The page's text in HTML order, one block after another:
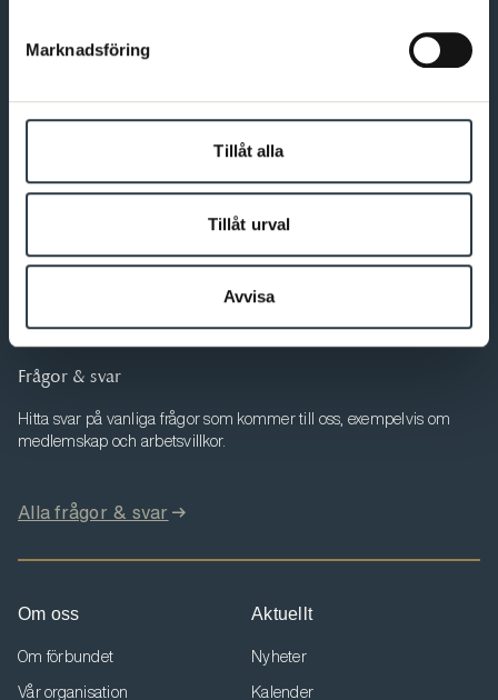
Marknadsföring
Tillåt alla
Tillåt urval
Avvisa
Fler kontaktuppgifter
Min sida
Här kan du ändra dina uppgifter, se dina fakturor och ta del av
Till Min sida
Frågor & svar
Hitta svar på vanliga frågor som kommer till oss, exempelvis om
medlemskap och arbetsvillkor.
Alla frågor & svar
Om oss
Om förbundet
Vår organisation
Aktuellt
Nyheter
Kalender